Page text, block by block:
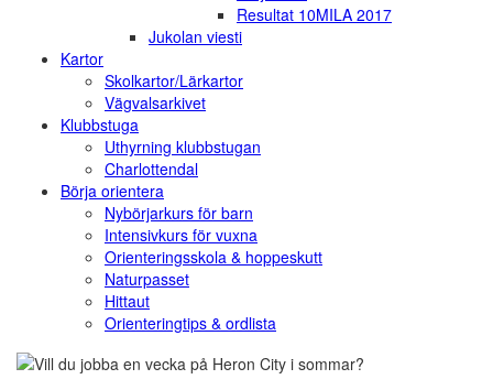
Resultat 10MILA 2017
Jukolan viesti
Kartor
Skolkartor/Lärkartor
Vägvalsarkivet
Klubbstuga
Uthyrning klubbstugan
Charlottendal
Börja orientera
Nybörjarkurs för barn
Intensivkurs för vuxna
Orienteringsskola & hoppeskutt
Naturpasset
Hittaut
Orienteringtips & ordlista